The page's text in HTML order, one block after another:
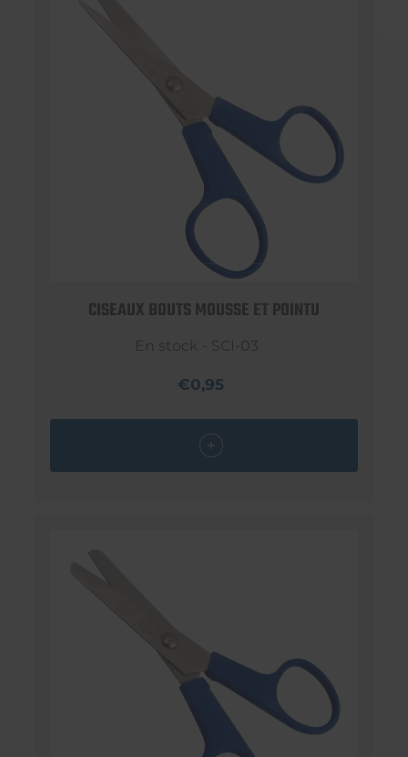
CISEAUX BOUTS MOUSSE ET POINTU
En stock - SCI-03
€0,95